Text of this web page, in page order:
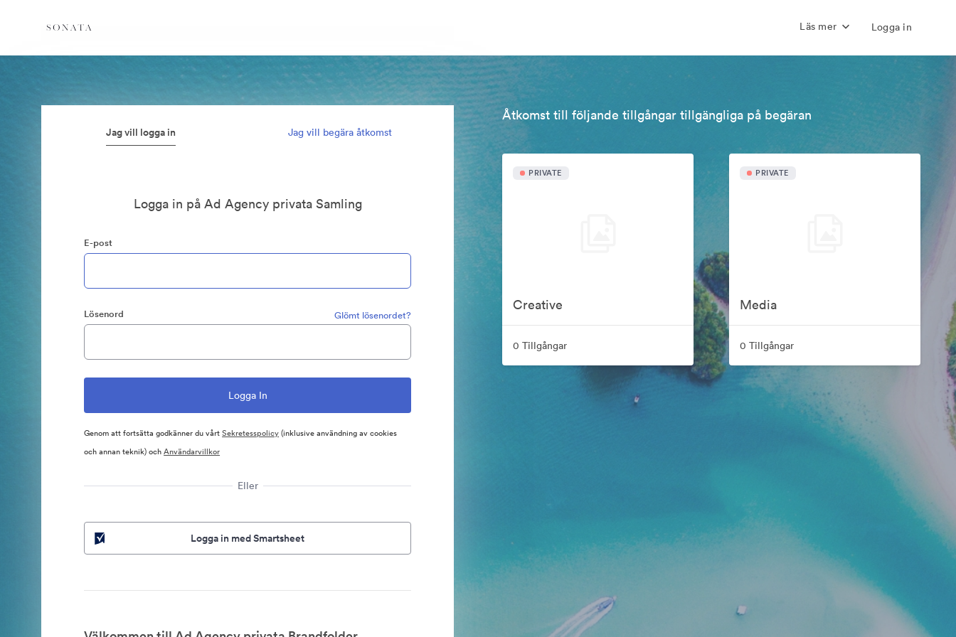
Läs mer Logga in
Jag vill logga in Jag vill begära åtkomst
Logga in på Ad Agency privata Samling
E-post
Lösenord Glömt lösenordet?
Genom att fortsätta godkänner du vårtSekretesspolicy(inklusive användning av cookies
och annan teknik) ochAnvändarvillkor
Eller
Logga in med Smartsheet
Åtkomst till följande tillgångar tillgängliga på begäran
PRIVATE
Creative
0 Tillgångar
PRIVATE
Media
0 Tillgångar